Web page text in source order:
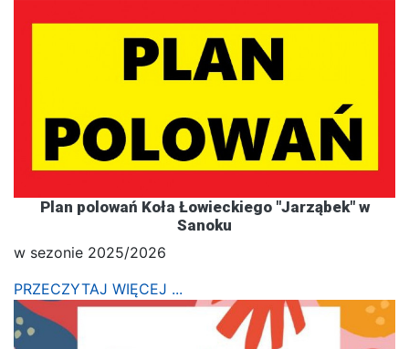
Plan polowań Koła Łowieckiego "Jarząbek" w
Sanoku
w sezonie 2025/2026
PRZECZYTAJ WIĘCEJ ...